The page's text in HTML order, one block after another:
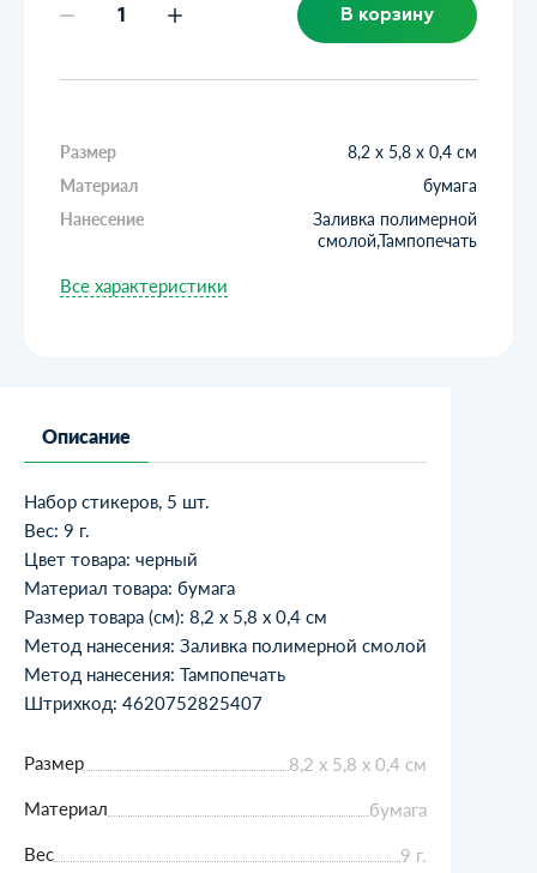
В корзину
Размер
8,2 х 5,8 х 0,4 см
Материал
бумага
Нанесение
Заливка полимерной
смолой,Тампопечать
Все характеристики
Описание
Набор стикеров, 5 шт.
Вес: 9 г.
Цвет товара: черный
Материал товара: бумага
Размер товара (см): 8,2 х 5,8 х 0,4 см
Метод нанесения: Заливка полимерной смолой
Метод нанесения: Тампопечать
Штрихкод: 4620752825407
Размер
8,2 х 5,8 х 0,4 см
Материал
бумага
Вес
9 г.